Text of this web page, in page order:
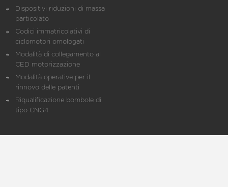
Dispositivi riduzioni di massa
particolato
Codici immatricolativi di
ciclomotori omologati
Modalità di collegamento al
CED motorizzazione
Modalità operative per il
rinnovo delle patenti
Riqualificazione bombole di
tipo CNG4